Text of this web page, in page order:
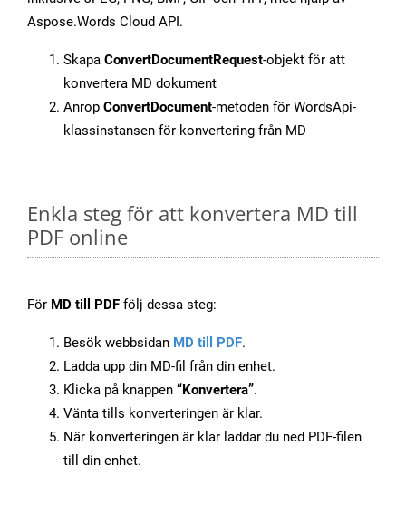
Aspose.Words Cloud API.
Skapa ConvertDocumentRequest-objekt för att
konvertera MD dokument
Anrop ConvertDocument-metoden för WordsApi-
klassinstansen för konvertering från MD
Enkla steg för att konvertera MD till
PDF online
För MD till PDF följ dessa steg:
Besök webbsidan MD till PDF.
Ladda upp din MD-fil från din enhet.
Klicka på knappen “Konvertera”.
Vänta tills konverteringen är klar.
När konverteringen är klar laddar du ned PDF-filen
till din enhet.